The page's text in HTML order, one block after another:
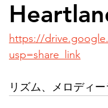
https://
usp=share_link
リズム、メロディ